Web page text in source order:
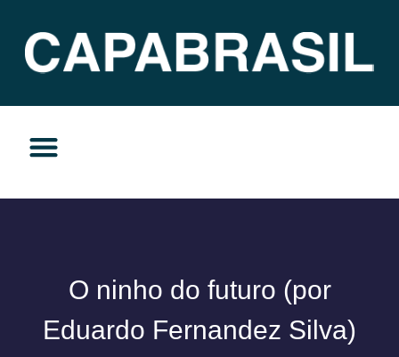
O ninho do futuro (por
Eduardo Fernandez Silva)